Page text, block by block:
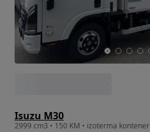
Isuzu M30
2999 cm3 • 150 KM • izoterma kontener